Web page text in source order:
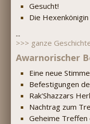
Gesucht!
Die Hexenkönigin
...
>>> ganze
Awarnorischer
Eine neue
Befestigungen
Rak'Shazzars
Nachtrag zum
Geheime